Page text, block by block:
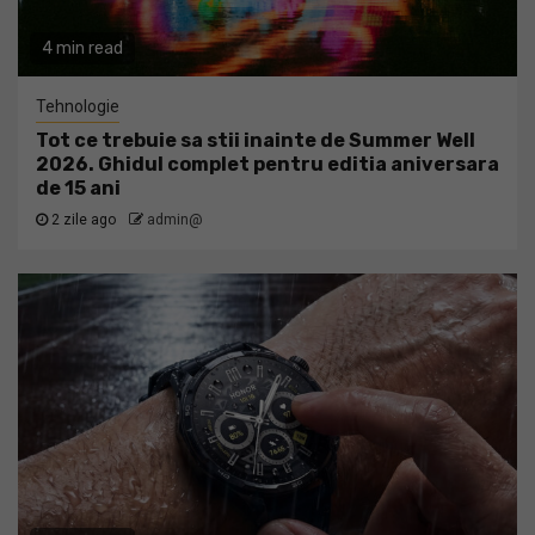
4 min read
Tehnologie
Tot ce trebuie sa stii inainte de Summer Well
2026. Ghidul complet pentru editia aniversara
de 15 ani
2 zile ago admin@